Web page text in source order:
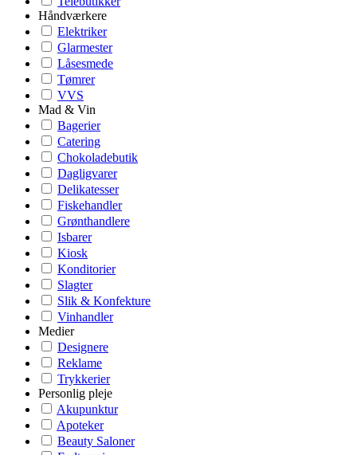
Håndværkere
Elektriker
Glarmester
Låsesmede
Tømrer
VVS
Mad & Vin
Bagerier
Catering
Chokoladebutik
Dagligvarer
Delikatesser
Fiskehandler
Grønthandlere
Isbarer
Kiosk
Konditorier
Slagter
Slik & Konfekture
Vinhandler
Medier
Designere
Reklame
Trykkerier
Personlig pleje
Akupunktur
Apoteker
Beauty Saloner